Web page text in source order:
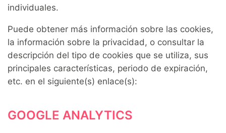
individuales.
Puede obtener más información sobre las cookies,
la información sobre la privacidad, o consultar la
descripción del tipo de cookies que se utiliza, sus
principales características, periodo de expiración,
etc. en el siguiente(s) enlace(s):
GOOGLE ANALYTICS